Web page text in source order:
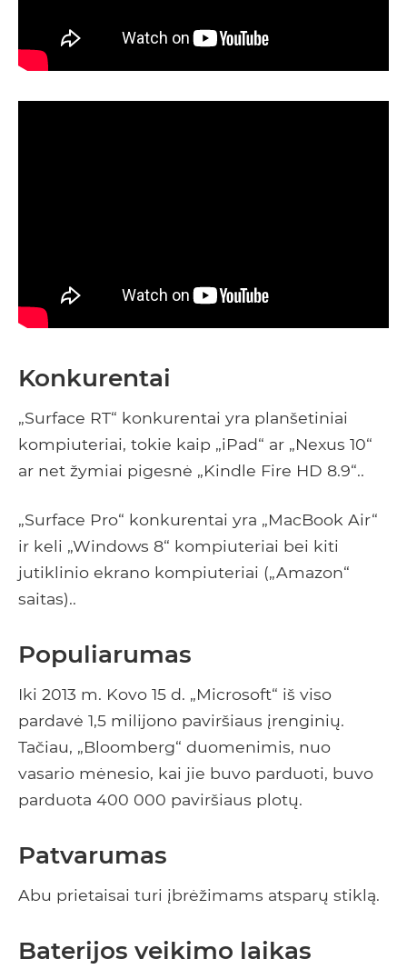
Konkurentai
„Surface RT“ konkurentai yra planšetiniai
kompiuteriai, tokie kaip „iPad“ ar „Nexus 10“
ar net žymiai pigesnė „Kindle Fire HD 8.9“..
„Surface Pro“ konkurentai yra „MacBook Air“
ir keli „Windows 8“ kompiuteriai bei kiti
jutiklinio ekrano kompiuteriai („Amazon“
saitas)..
Populiarumas
Iki 2013 m. Kovo 15 d. „Microsoft“ iš viso
pardavė 1,5 milijono paviršiaus įrenginių.
Tačiau, „Bloomberg“ duomenimis, nuo
vasario mėnesio, kai jie buvo parduoti, buvo
parduota 400 000 paviršiaus plotų.
Patvarumas
Abu prietaisai turi įbrėžimams atsparų stiklą.
Baterijos veikimo laikas